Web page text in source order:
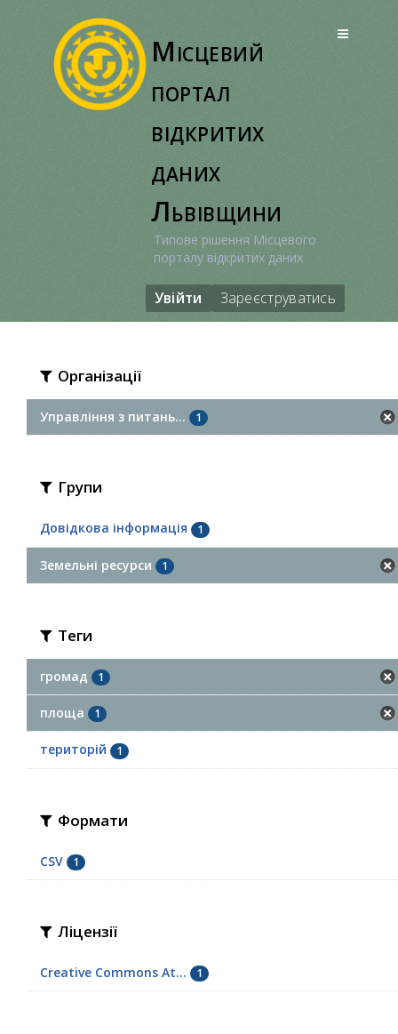
Місцевий
портал
відкритих
даних
Львівщини
Типове рішення Місцевого
порталу відкритих даних
Увійти Зареєструватись
Організації
Управління з питань... 1
Групи
Довідкова інформація 1
Земельні ресурси 1
Теги
громад 1
площа 1
територій 1
Формати
CSV 1
Ліцензії
Creative Commons At... 1